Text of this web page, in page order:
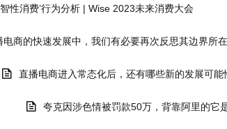
性消费’行为分析 | Wise 2023未来消费大会
电商的快速发展中，我们有必要再次反思其边界所在
直播电商进入常态化后，还有哪些新的发展可能
夸克因涉色情被罚款50万，背靠阿里的它